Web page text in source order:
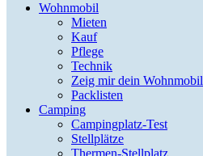
Wohnmobil
Mieten
Kauf
Pflege
Technik
Zeig mir dein Wohnmobil
Packlisten
Camping
Campingplatz-Test
Stellplätze
Thermen-Stellplatz